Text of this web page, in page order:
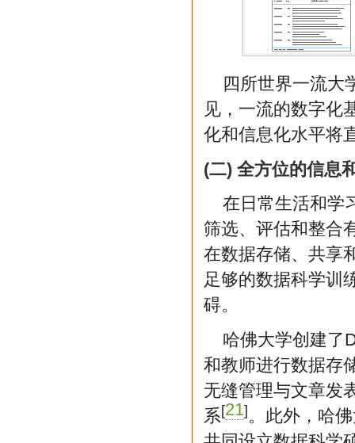
四所世界一流大
见，一流的数字化
化和信息化水平将
(二) 全方位的信息
在日常生活和学
筛选、评估和整合
在数据存储、共享
足够的数据科学训
碍。
哈佛大学创建了
和教师进行数据存
无缝管理与文章发
系[21]。此外，哈